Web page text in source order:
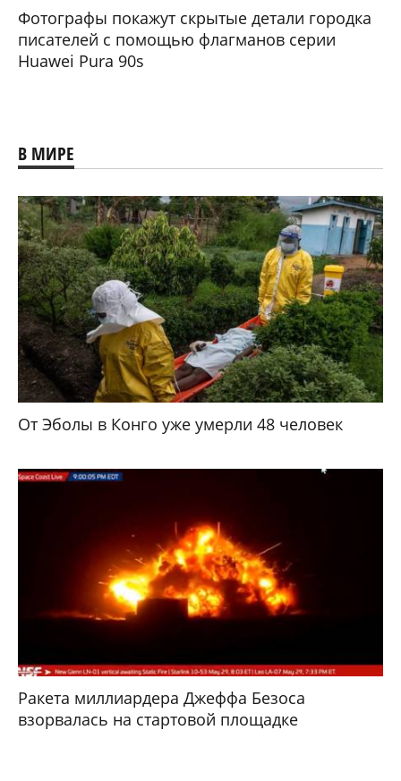
Фотографы покажут скрытые детали городка
писателей с помощью флагманов серии
Huawei Pura 90s
В МИРЕ
От Эболы в Конго уже умерли 48 человек
Ракета миллиардера Джеффа Безоса
взорвалась на стартовой площадке